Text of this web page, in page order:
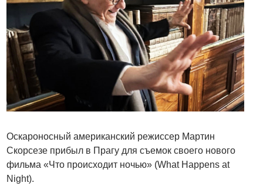
Оскароносный американский режиссер Мартин
Скорсезе прибыл в Прагу для съемок своего нового
фильма «Что происходит ночью» (What Happens at
Night).